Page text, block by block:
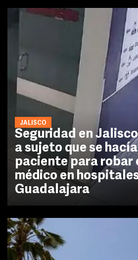
JALISCO
Seguridad en
a sujeto que se
paciente para robar
médico en
Guadalajara